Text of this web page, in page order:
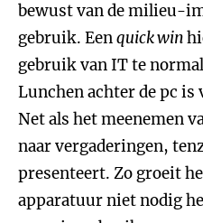
bewust van de milieu-
gebruik. Eenquick win
gebruik van IT te
Lunchen achter de pc
Net als het meenemen
naar vergaderingen,
presenteert. Zo groeit
apparatuur niet nodig